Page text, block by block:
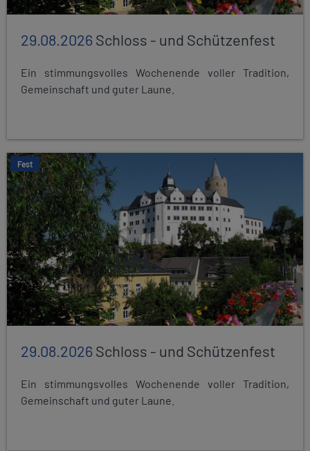
29.08.2026Schloss - und Schützenfest
Ein stimmungsvolles Wochenende voller Tradition,
Gemeinschaft und guter Laune.
Fest
29.08.2026Schloss - und Schützenfest
Ein stimmungsvolles Wochenende voller Tradition,
Gemeinschaft und guter Laune.